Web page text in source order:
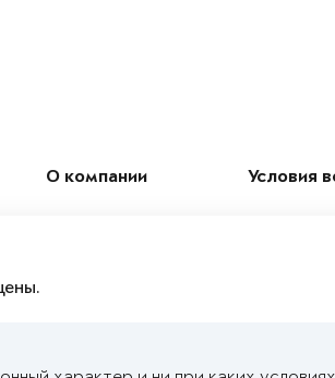
О компании Условия